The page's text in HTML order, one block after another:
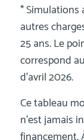
* Simulations
autres
25 ans. Le
correspond
d’avril 2026.
Ce tableau
n’est jamais